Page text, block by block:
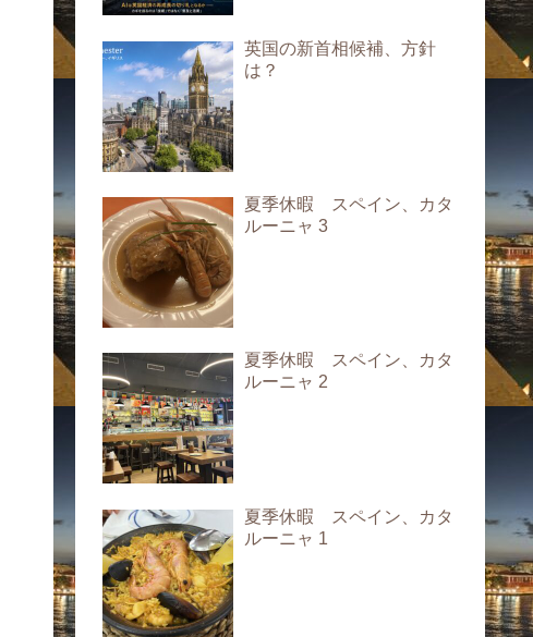
英国の新首相候補、方針
は？
夏季休暇 スペイン、カタ
ルーニャ 3
夏季休暇 スペイン、カタ
ルーニャ 2
夏季休暇 スペイン、カタ
ルーニャ 1